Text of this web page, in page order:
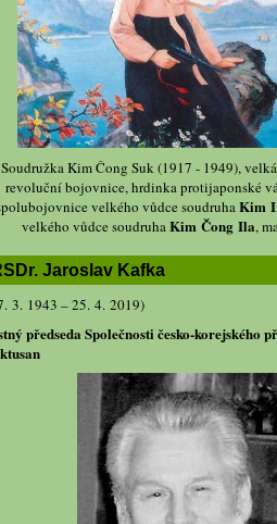
Soudružka Kim Čong Suk (1917 - 1949),
revoluční bojovnice, hrdinka protijaponské
velkého vůdce soudruhaKim
velkého vůdce soudruhaKim Čong Ila,
Jaroslav Kafka
3. 1943 – 25. 4. 2019)
předseda Společnosti česko-korejského